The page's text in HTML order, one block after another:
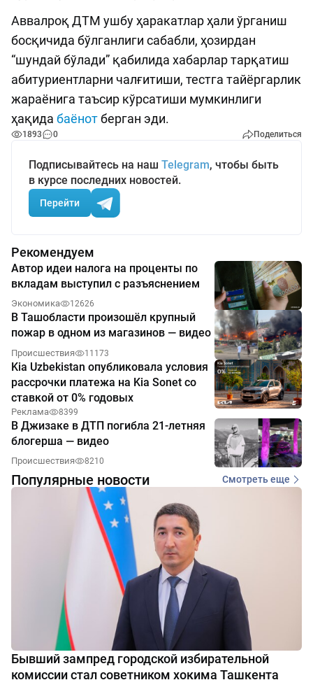
Аввалроқ ДТМ ушбу ҳаракатлар ҳали ўрганиш
босқичида бўлганлиги сабабли, ҳозирдан
“шундай бўлади” қабилида хабарлар тарқатиш
абитуриентларни чалғитиши, тестга тайёргарлик
жараёнига таъсир кўрсатиши мумкинлиги
ҳақида баёнотберган эди.
1893 0 Поделиться
Подписывайтесь на наш Telegram, чтобы быть
в курсе последних новостей.
Перейти
Рекомендуем
Автор идеи налога на проценты по
вкладам выступил с разъяснением
Экономика 12626
В Ташобласти произошёл крупный
пожар в одном из магазинов — видео
Происшествия 11173
Kia Uzbekistan опубликовала условия
рассрочки платежа на Kia Sonet со
ставкой от 0% годовых
Реклама 8399
В Джизаке в ДТП погибла 21-летняя
блогерша — видео
Происшествия 8210
Популярные новости Смотреть еще
Бывший зампред городской избирательной
комиссии стал советником хокима Ташкента